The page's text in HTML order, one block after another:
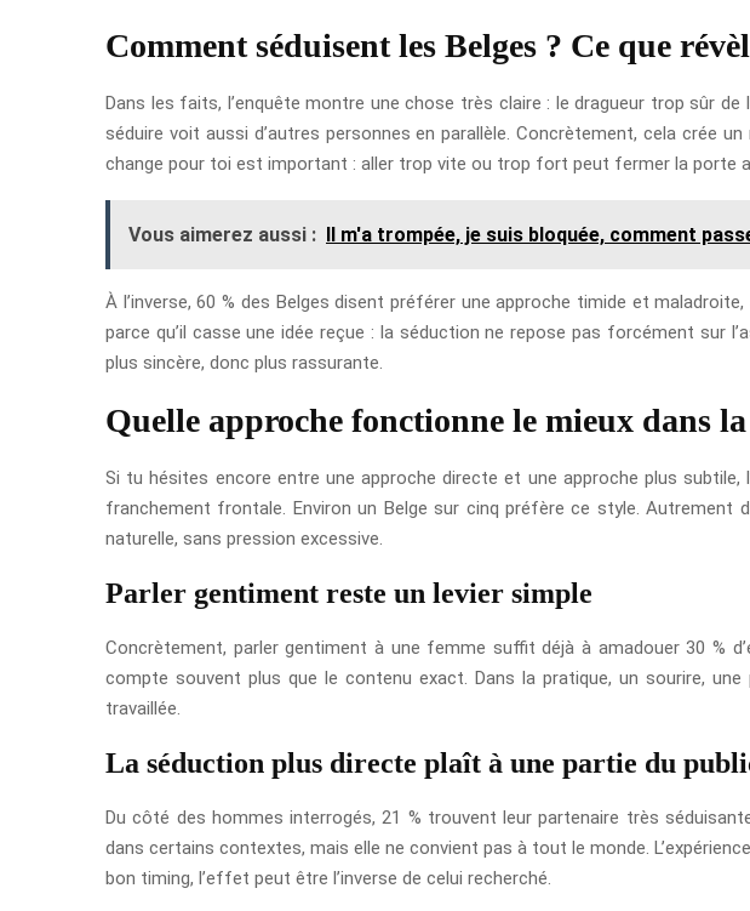
Comment séduisent les Belges ? Ce que
Dans les faits, l’enquête montre une chose très claire : le dragueur trop sûr
séduire voit aussi d’autres personnes en parallèle. Concrètement, cela crée
change pour toi est important : aller trop vite ou trop fort peut fermer la porte
Vous aimerez aussi : Il m'a trompée, je suis bloquée, comment
À l’inverse, 60 % des Belges disent préférer une approche timide et
parce qu’il casse une idée reçue : la séduction ne repose pas forcément sur
plus sincère, donc plus rassurante.
Quelle approche fonctionne le mieux dans
Si tu hésites encore entre une approche directe et une approche plus
franchement frontale. Environ un Belge sur cinq préfère ce style.
naturelle, sans pression excessive.
Parler gentiment reste un levier simple
Concrètement, parler gentiment à une femme suffit déjà à amadouer 30 %
compte souvent plus que le contenu exact. Dans la pratique, un sourire,
travaillée.
La séduction plus directe plaît à une partie du
Du côté des hommes interrogés, 21 % trouvent leur partenaire très
dans certains contextes, mais elle ne convient pas à tout le monde.
bon timing, l’effet peut être l’inverse de celui recherché.